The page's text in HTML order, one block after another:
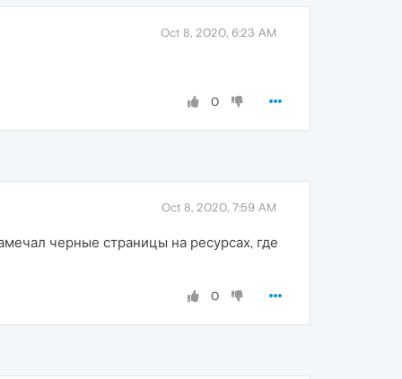
Oct 8, 2020, 6:23 AM
0
Oct 8, 2020, 7:59 AM
черные страницы на ресурсах, где
0